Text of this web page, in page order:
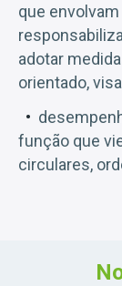
que envolvam
adotar
orientado,
função que
circulares,